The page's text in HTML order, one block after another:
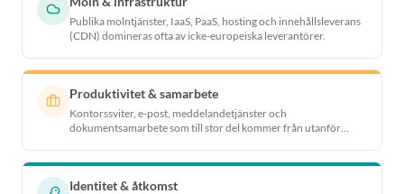
Publika molntjänster, IaaS, PaaS, hosting och innehållsleverans
(CDN) domineras ofta av icke-europeiska leverantörer.
Produktivitet & samarbete
Kontorssviter, e-post, meddelandetjänster och
dokumentsamarbete som till stor del kommer från utanför
Identitet & åtkomst